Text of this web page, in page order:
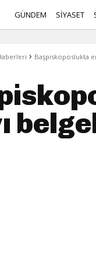
GÜNDEM SİYASET
› Başpiskoposlukta